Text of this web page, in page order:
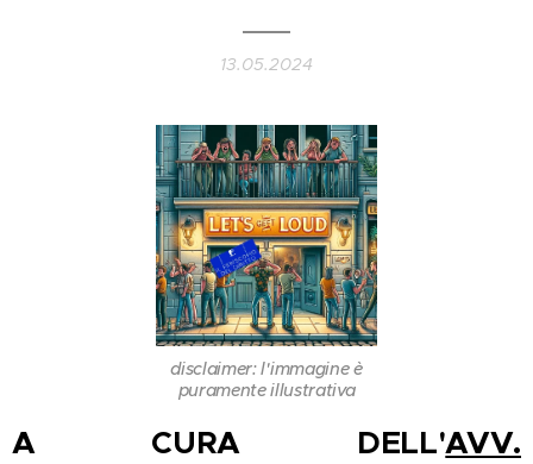
13.05.2024
disclaimer: l'immagine è
puramente illustrativa
A CURA DELL'AVV.